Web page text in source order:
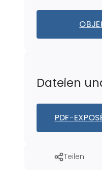
Teilen
Dateien
PDF-